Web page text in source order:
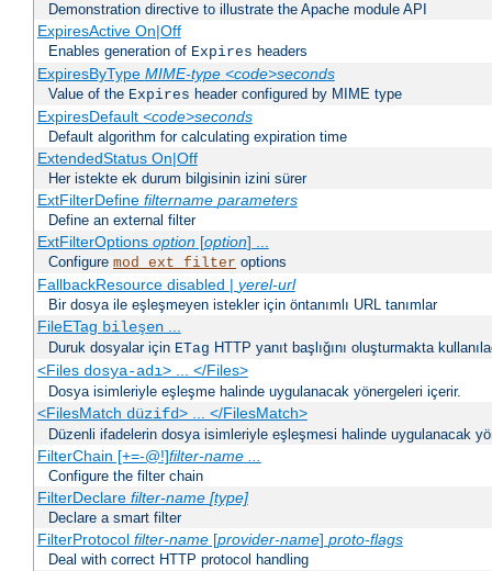
Demonstration directive to illustrate the Apache module API
ExpiresActive On|Off
Enables generation of Expires headers
ExpiresByType MIME-type <code>seconds
Value of the Expires header configured by MIME type
ExpiresDefault <code>seconds
Default algorithm for calculating expiration time
ExtendedStatus On|Off
Her istekte ek durum bilgisinin izini sürer
ExtFilterDefine filtername parameters
Define an external filter
ExtFilterOptions option[option] ...
Configure mod_ext_filter options
FallbackResource disabled | yerel-url
Bir dosya ile eşleşmeyen istekler için öntanımlı URL tanımlar
FileETag bileşen...
Duruk dosyalar için ETag HTTP yanıt başlığını oluşturmakta
<Files dosya-adı> ... </Files>
Dosya isimleriyle eşleşme halinde uygulanacak yönergeleri içerir.
<FilesMatch düzifd> ... </FilesMatch>
Düzenli ifadelerin dosya isimleriyle eşleşmesi halinde uygulanacak
FilterChain [+=-@!]filter-name ...
Configure the filter chain
FilterDeclare filter-name [type]
Declare a smart filter
FilterProtocol filter-name[provider-name] proto-flags
Deal with correct HTTP protocol handling